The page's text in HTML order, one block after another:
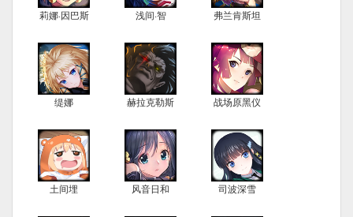
莉娜·因巴斯 浅间·智 弗兰肯斯坦
缇娜 赫拉克勒斯 战场原黑仪
土间埋 风音日和 司波深雪